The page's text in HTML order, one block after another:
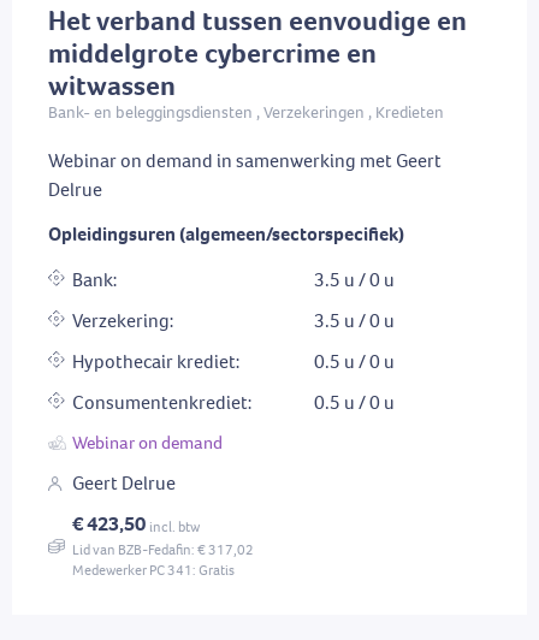
Het verband tussen eenvoudige en
middelgrote cybercrime en
witwassen
Bank- en beleggingsdiensten , Verzekeringen , Kredieten
Webinar on demand in samenwerking met Geert
Delrue
Opleidingsuren (algemeen/sectorspecifiek)
Bank:
3.5 u / 0 u
Verzekering:
3.5 u / 0 u
Hypothecair krediet:
0.5 u / 0 u
Consumentenkrediet:
0.5 u / 0 u
Webinar on demand
Geert Delrue
€ 423,50 incl. btw
Lid van BZB-Fedafin: € 317,02
Medewerker PC 341: Gratis